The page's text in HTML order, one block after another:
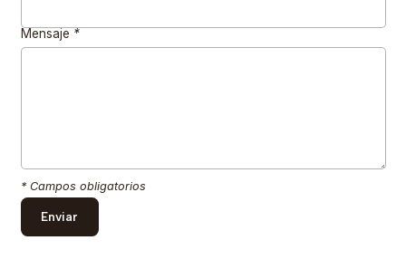
Mensaje *
* Campos obligatorios